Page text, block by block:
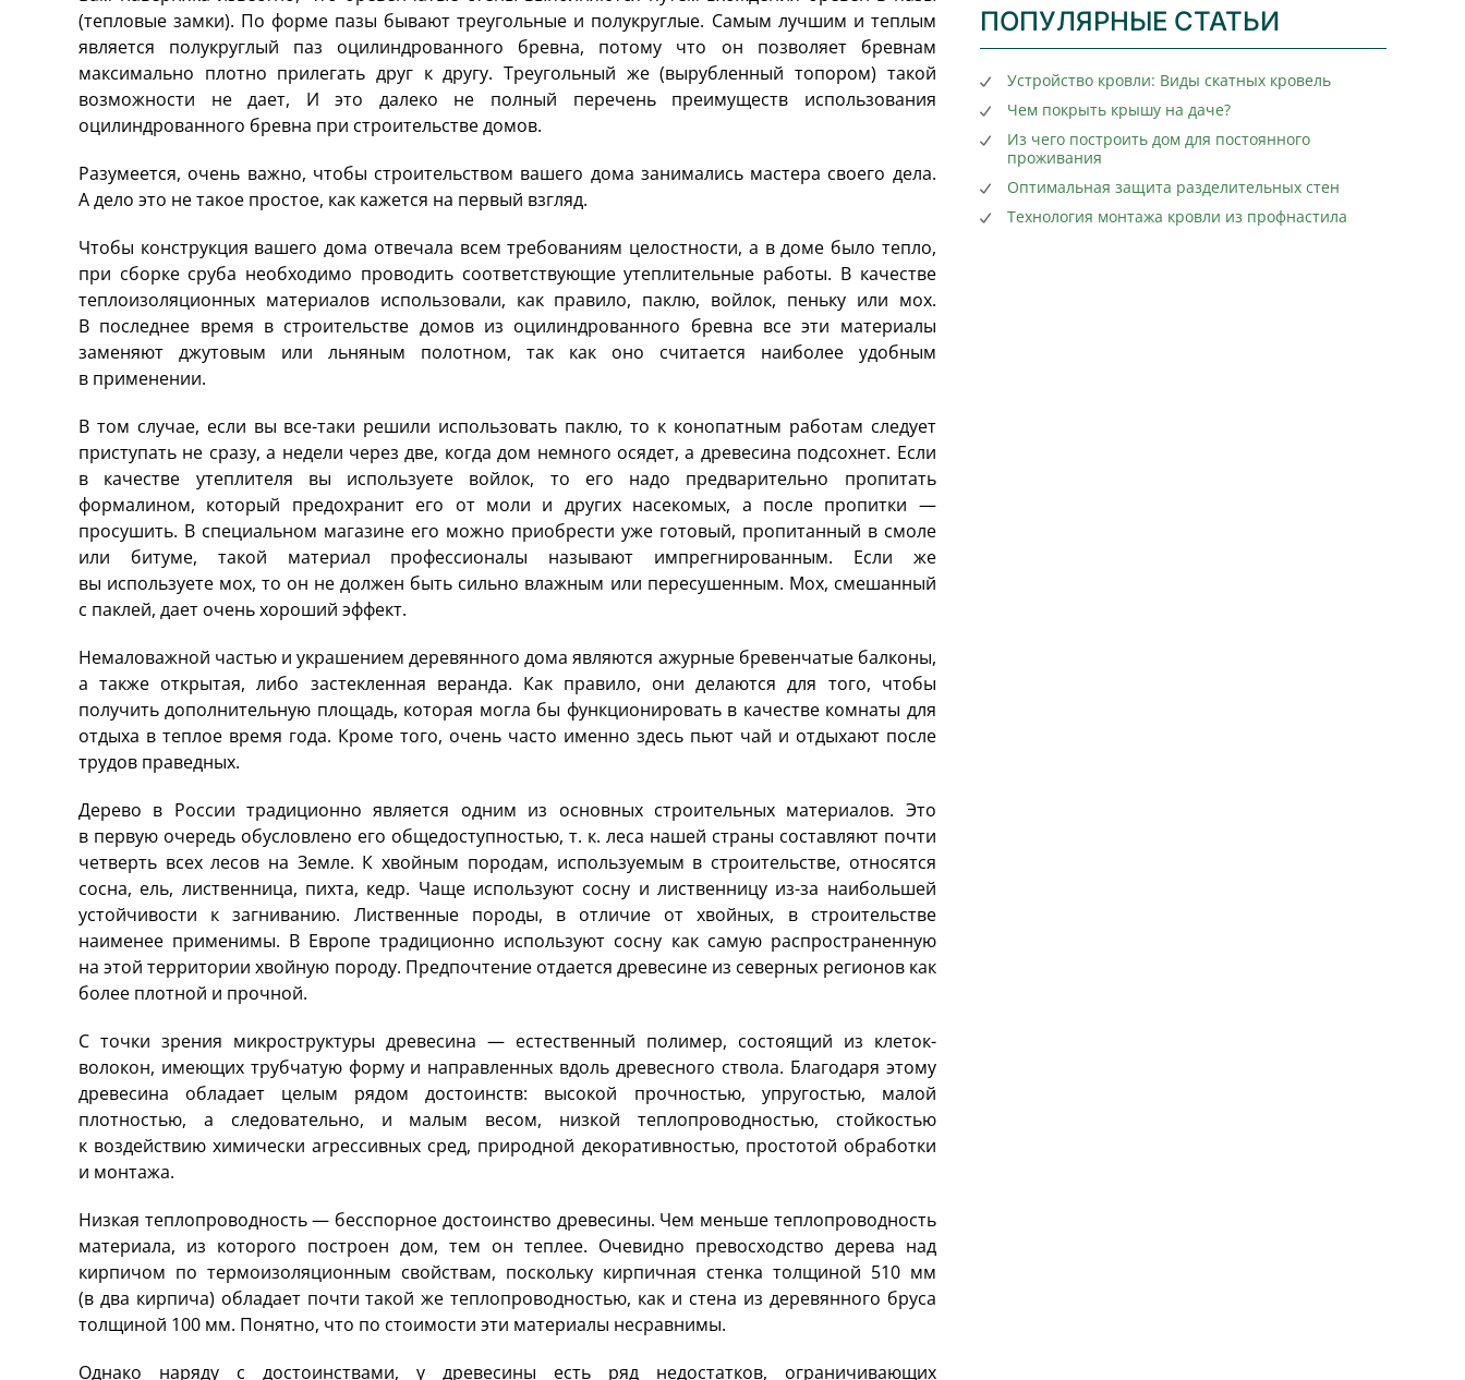
(тепловые замки). По форме пазы бывают треугольные и полукруглые. Самым лучшим и теплым
является полукруглый паз оцилиндрованного бревна, потому что он позволяет бревнам
максимально плотно прилегать друг к другу. Треугольный же (вырубленный топором) такой
возможности не дает, И это далеко не полный перечень преимуществ использования
оцилиндрованного бревна при строительстве домов.
Разумеется, очень важно, чтобы строительством вашего дома занимались мастера своего дела.
А дело это не такое простое, как кажется на первый взгляд.
Чтобы конструкция вашего дома отвечала всем требованиям целостности, а в доме было тепло,
при сборке сруба необходимо проводить соответствующие утеплительные работы. В качестве
теплоизоляционных материалов использовали, как правило, паклю, войлок, пеньку или мох.
В последнее время в строительстве домов из оцилиндрованного бревна все эти материалы
заменяют джутовым или льняным полотном, так как оно считается наиболее удобным
в применении.
В том случае, если вы все-таки решили использовать паклю, то к конопатным работам следует
приступать не сразу, а недели через две, когда дом немного осядет, а древесина подсохнет. Если
в качестве утеплителя вы используете войлок, то его надо предварительно пропитать
формалином, который предохранит его от моли и других насекомых, а после пропитки —
просушить. В специальном магазине его можно приобрести уже готовый, пропитанный в смоле
или битуме, такой материал профессионалы называют импрегнированным. Если же
вы используете мох, то он не должен быть сильно влажным или пересушенным. Мох, смешанный
с паклей, дает очень хороший эффект.
Немаловажной частью и украшением деревянного дома являются ажурные бревенчатые балконы,
а также открытая, либо застекленная веранда. Как правило, они делаются для того, чтобы
получить дополнительную площадь, которая могла бы функционировать в качестве комнаты для
отдыха в теплое время года. Кроме того, очень часто именно здесь пьют чай и отдыхают после
трудов праведных.
Дерево в России традиционно является одним из основных строительных материалов. Это
в первую очередь обусловлено его общедоступностью, т. к. леса нашей страны составляют почти
четверть всех лесов на Земле. К хвойным породам, используемым в строительстве, относятся
сосна, ель, лиственница, пихта, кедр. Чаще используют сосну и лиственницу из-за наибольшей
устойчивости к загниванию. Лиственные породы, в отличие от хвойных, в строительстве
наименее применимы. В Европе традиционно используют сосну как самую распространенную
на этой территории хвойную породу. Предпочтение отдается древесине из северных регионов как
более плотной и прочной.
С точки зрения микроструктуры древесина — естественный полимер, состоящий из клеток-
волокон, имеющих трубчатую форму и направленных вдоль древесного ствола. Благодаря этому
древесина обладает целым рядом достоинств: высокой прочностью, упругостью, малой
плотностью, а следовательно, и малым весом, низкой теплопроводностью, стойкостью
к воздействию химически агрессивных сред, природной декоративностью, простотой обработки
и монтажа.
Низкая теплопроводность — бесспорное достоинство древесины. Чем меньше теплопроводность
материала, из которого построен дом, тем он теплее. Очевидно превосходство дерева над
кирпичом по термоизоляционным свойствам, поскольку кирпичная стенка толщиной 510 мм
(в два кирпича) обладает почти такой же теплопроводностью, как и стена из деревянного бруса
толщиной 100 мм. Понятно, что по стоимости эти материалы несравнимы.
Однако наряду с достоинствами, у древесины есть ряд недостатков, ограничивающих
ПОПУЛЯРНЫЕ СТАТЬИ
Устройство кровли: Виды скатных кровель
Чем покрыть крышу на даче?
Из чего построить дом для постоянного
проживания
Оптимальная защита разделительных стен
Технология монтажа кровли из профнастила